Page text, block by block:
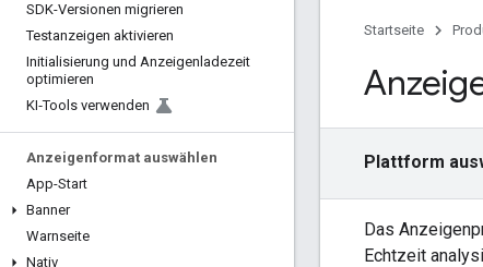
SDK-Versionen migrieren
Testanzeigen aktivieren
Initialisierung und Anzeigenladezeit
optimieren
KI‑Tools verwenden
Anzeigenformat auswählen
App-Start
Banner
Warnseite
Nativ
Startseite
Plattform
Das
Echtzeit